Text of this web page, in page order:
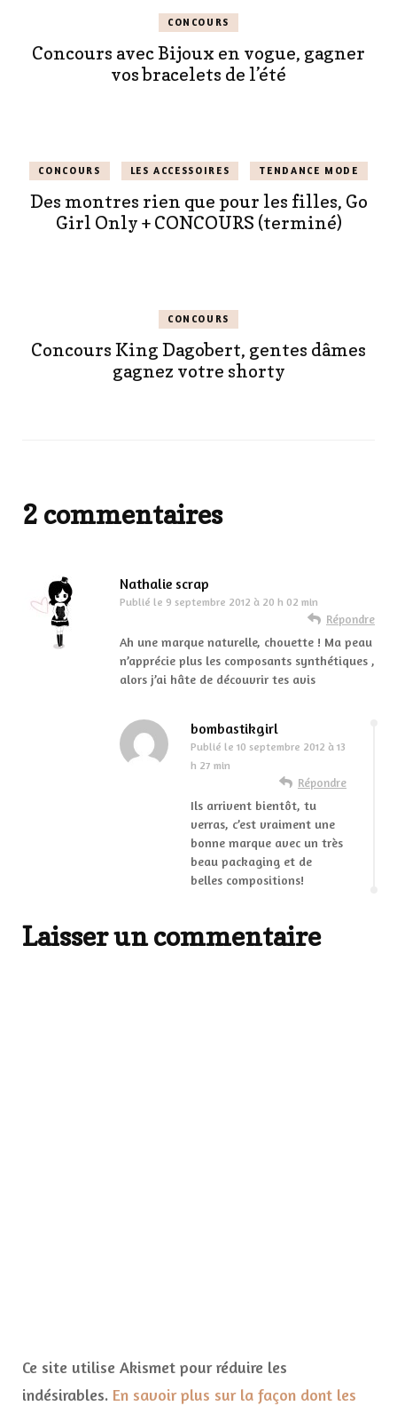
CONCOURS
Concours avec Bijoux en vogue, gagner
vos bracelets de l’été
CONCOURS LES ACCESSOIRES TENDANCE MODE
Des montres rien que pour les filles, Go
Girl Only + CONCOURS (terminé)
CONCOURS
Concours King Dagobert, gentes dâmes
gagnez votre shorty
2 commentaires
Nathalie scrap
Publié le 9 septembre 2012 à 20 h 02 min
Répondre
Ah une marque naturelle, chouette ! Ma peau
n’apprécie plus les composants synthétiques ,
alors j’ai hâte de découvrir tes avis
bombastikgirl
Publié le 10 septembre 2012 à 13
h 27 min
Répondre
Ils arrivent bientôt, tu
verras, c’est vraiment une
bonne marque avec un très
beau packaging et de
belles compositions!
Laisser un commentaire
Ce site utilise Akismet pour réduire les
indésirables. En savoir plus sur la façon dont les